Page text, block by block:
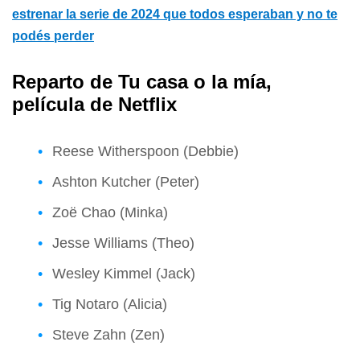
estrenar la serie de 2024 que todos esperaban y no te
podés perder
Reparto de Tu casa o la mía,
película de Netflix
Reese Witherspoon (Debbie)
Ashton Kutcher (Peter)
Zoë Chao (Minka)
Jesse Williams (Theo)
Wesley Kimmel (Jack)
Tig Notaro (Alicia)
Steve Zahn (Zen)